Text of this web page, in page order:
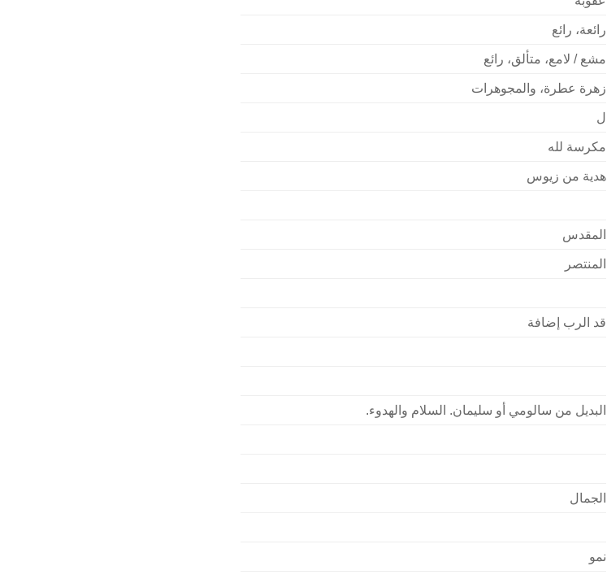
رائعة، رائع
مشع / لامع، متألق، رائع
زهرة عطرة، والمجوهرات
ل
مكرسة لله
هدية من زيوس
المقدس
المنتصر
قد الرب إضافة
البديل من سالومي أو سليمان. السلام والهدوء.
الجمال
نمو